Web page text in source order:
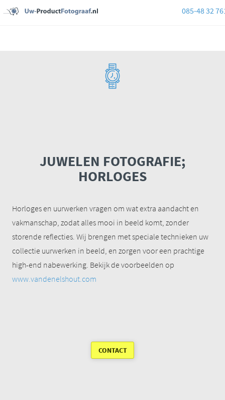
085-48 32
JUWELEN FOTOGRAFIE;
HORLOGES
Horloges en uurwerken vragen om wat extra aandacht en
vakmanschap, zodat alles mooi in beeld komt, zonder
storende reflecties. Wij brengen met speciale technieken uw
collectie uurwerken in beeld, en zorgen voor een prachtige
high-end nabewerking. Bekijk de voorbeelden op
www.vandenelshout.com
CONTACT